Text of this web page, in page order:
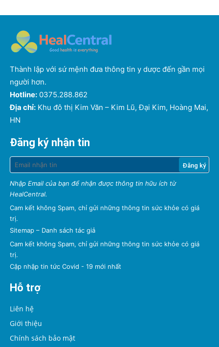
Thành lập với sứ mệnh đưa thông tin y dược đến gần mọi
người hơn.
Hotline: 0375.288.862
Địa chỉ: Khu đô thị Kim Văn – Kim Lũ, Đại Kim, Hoàng Mai,
HN
Đăng ký nhận tin
Nhập Email của bạn để nhận được thông tin hữu ích từ
HealCentral.
Cam kết không Spam, chỉ gửi những thông tin sức khỏe có giá
trị.
Sitemap – Danh sách tác giả
Cam kết không Spam, chỉ gửi những thông tin sức khỏe có giá
trị.
Cập nhập tin tức Covid - 19 mới nhất
Hỗ trợ
Liên hệ
Giới thiệu
Chính sách bảo mật